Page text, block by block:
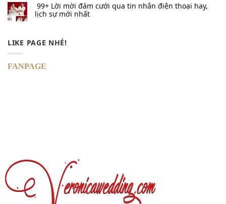
99+ Lời mời đám cưới qua tin nhắn​ điện thoại hay,
lịch sự mới nhất
LIKE PAGE NHÉ!
FANPAGE